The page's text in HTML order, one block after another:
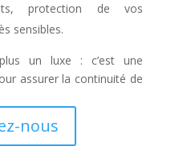
protection de vos
sensibles.
un luxe : c’est une
assurer la continuité de
nous